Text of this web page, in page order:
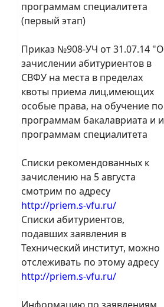
программам специалитета
(первый этап)
Приказ №908-УЧ от 31.07.14 "О
зачислении абитуриентов в
СВФУ на места в пределах
квоты приема лиц,имеющих
особые права, на обучение по
программам бакалавриата и и
программам специалитета
Списки рекомендованных к
зачислению на 5 августа
смотрим по адресу
http://priem.s-vfu.ru/
Списки абитуриентов,
подавших заявления в
Технический институт, можно
отслеживать по этому адресу
http://priem.s-vfu.ru/